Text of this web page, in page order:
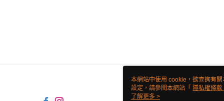
本網站中使用 cookie，欲查詢有
設定，請參閱本網站「 隱私權條款
使用 cookie。
了解更多 >